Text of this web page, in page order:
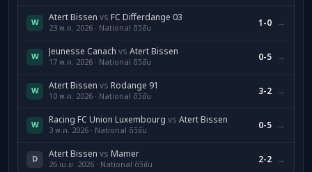
W Atert Bissen vs FC Differdange 03
23 พ.ค. 2026 · National ดิวิชัน 1-0 →
W Jeunesse Canach vs Atert Bissen
17 พ.ค. 2026 · National ดิวิชัน 0-5 →
W Atert Bissen vs Rodange 91
10 พ.ค. 2026 · National ดิวิชัน 3-2 →
W Racing FC Union Luxembourg vs Atert Bissen
3 พ.ค. 2026 · National ดิวิชัน 0-5 →
D Atert Bissen vs Mamer
26 เม.ย. 2026 · National ดิวิชัน 2-2 →